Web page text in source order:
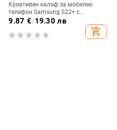
Креативен калъф за мобилен
телефон Samsung S22+ с
остъклено цвете, защита от
падане, Ultra Film Case за Apple
13
9.87 €/19.30 лв
add_shopping_cart